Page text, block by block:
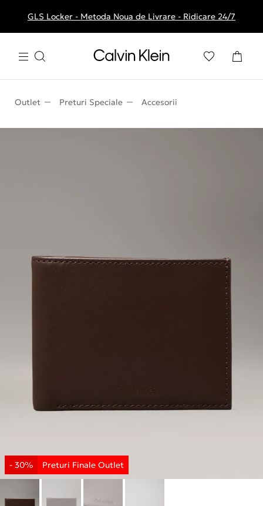
Livrare gratuita la comenzile de peste 250 RON
GLS Locker - Metoda Noua de Livrare - Ridicare 24/7
Outlet Preturi Speciale Accesorii